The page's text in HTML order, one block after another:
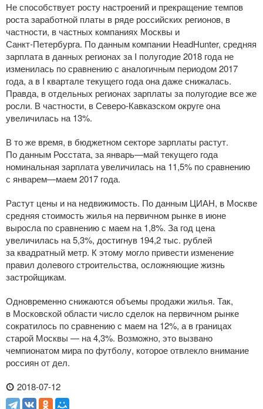
Не способствует росту настроений и прекращение темпов
роста заработной платы в ряде российских регионов, в
частности, в частных компаниях Москвы и
Санкт-Петербурга. По данным компании HeadHunter, средняя
зарплата в данных регионах за I полугодие 2018 года не
изменилась по сравнению с аналогичным периодом 2017
года, а в I квартале текущего года она даже снижалась.
Правда, в отдельных регионах зарплаты за полугодие все же
росли. В частности, вСеверо-Кавказскомокруге она
увеличилась на 13%.
В то же время, в бюджетном секторе зарплаты растут.
По данным Росстата, за январь—май текущего года
номинальная зарплата увеличилась на 11,5% по сравнению
с январем—маем 2017 года.
Растут цены и на недвижимость. По данным ЦИАН, в Москве
средняя стоимость жилья на первичном рынке в июне
выросла по сравнению с маем на 1,8%. За год цена
увеличилась на 5,3%, достигнув 194,2 тыс. рублей
за квадратный метр. К этому могло привести изменение
правил долевого строительства, осложняющие жизнь
застройщикам.
Одновременно снижаются объемы продажи жилья. Так,
в Московской области число сделок на первичном рынке
сократилось по сравнению с маем на 12%, а в границах
старой Москвы — на 4,3%. Возможно, это вызвано
чемпионатом мира по футболу, которое отвлекло внимание
россиян от дел.
2018-07-12